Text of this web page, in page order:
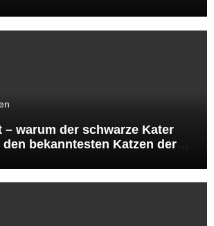
– warum der schwarze Kater
bekanntesten Katzen der